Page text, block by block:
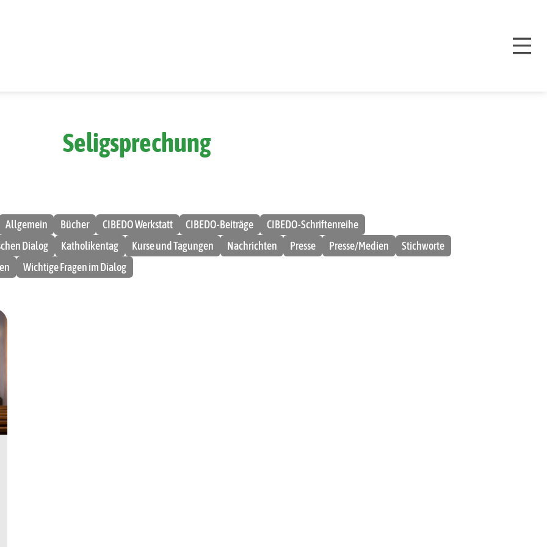
Seligsprechung
Allgemein Bücher CIBEDO Werkstatt CIBEDO-Beiträge
CIBEDO-Schriftenreihe
Dialog
Katholikentag Kurse und Tagungen Nachrichten Presse Presse/Medien
Stichworte
Wichtige Fragen im Dialog